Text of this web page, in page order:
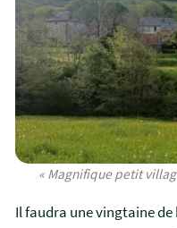
« Magnifique petit
Il faudra une vingtaine